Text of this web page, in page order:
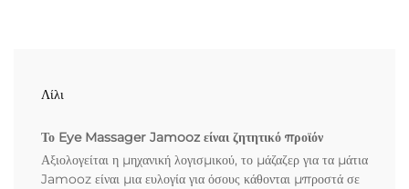
Λίλι
Το Eye Massager Jamooz είναι ζητητικό προϊόν
Αξιολογείται η μηχανική λογισμικού, το μάζαζερ για τα μάτια
Jamooz είναι μια ευλογία για όσους κάθονται μπροστά σε